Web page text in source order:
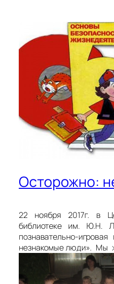
Осторожно:
22 ноября 2017г. в
библиотеке им. Ю.Н.
познавательно-
незнакомые люди». Мы